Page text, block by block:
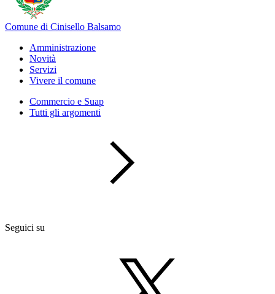
Comune di Cinisello Balsamo
Amministrazione
Novità
Servizi
Vivere il comune
Commercio e Suap
Tutti gli argomenti
Seguici su